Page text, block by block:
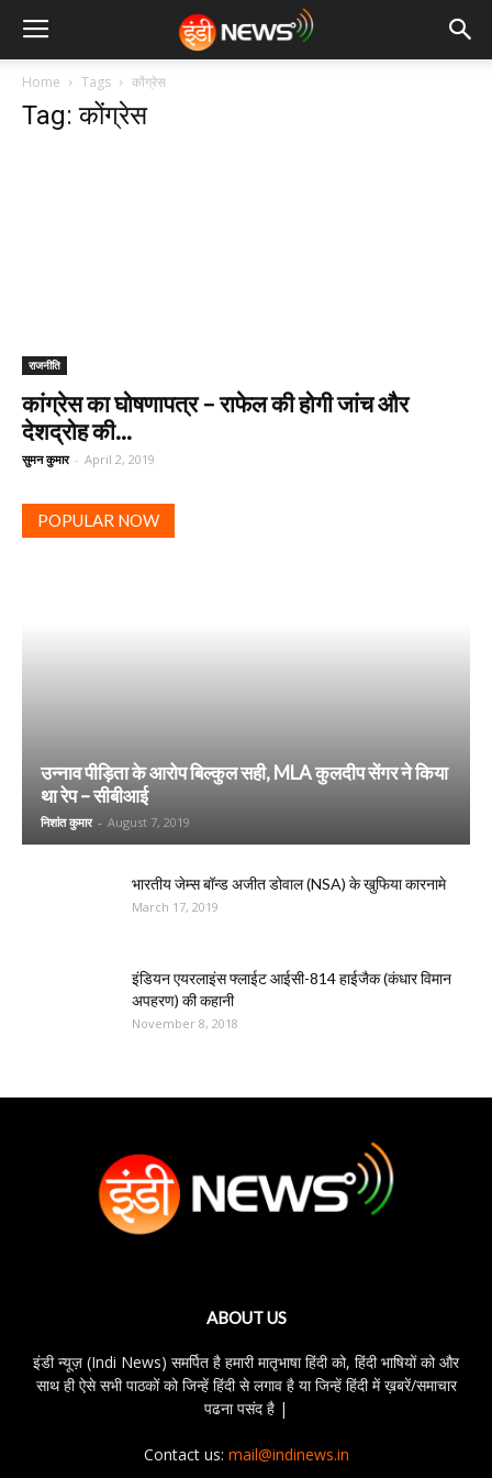
Home Tags कोंग्रेस
Tag: कोंग्रेस
राजनीति
कांग्रेस का घोषणापत्र – राफेल की होगी जांच और
देशद्रोह की...
सुमन कुमार - April 2, 2019
POPULAR NOW
उन्नाव पीड़िता के आरोप बिल्कुल सही, MLA कुलदीप सेंगर ने किया
था रेप – सीबीआई
निशांत कुमार - August 7, 2019
भारतीय जेम्स बॉन्ड अजीत डोवाल (NSA) के खुफिया कारनामे
March 17, 2019
इंडियन एयरलाइंस फ्लाईट आईसी-814 हाईजैक (कंधार विमान
अपहरण) की कहानी
November 8, 2018
ABOUT US
इंडी न्यूज़ (Indi News) समर्पित है हमारी मातृभाषा हिंदी को, हिंदी भाषियों को और
साथ ही ऐसे सभी पाठकों को जिन्हें हिंदी से लगाव है या जिन्हें हिंदी में ख़बरें/समाचार
पढना पसंद है |
Contact us: mail@indinews.in